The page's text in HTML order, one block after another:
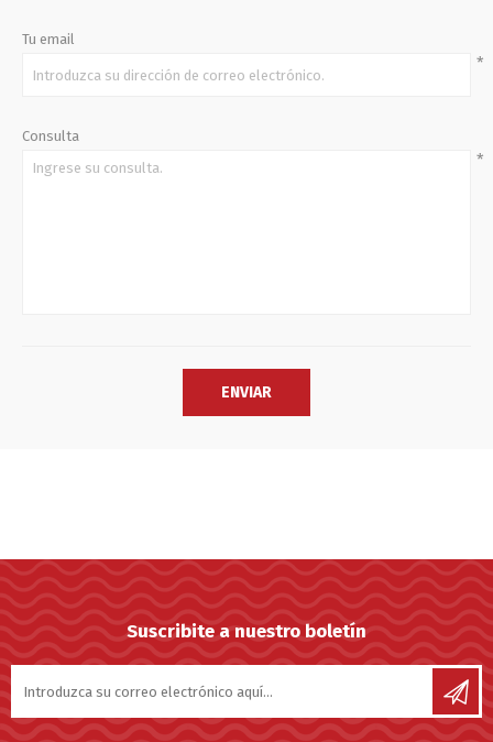
Tu email
*
Consulta
*
Suscribite a nuestro boletín